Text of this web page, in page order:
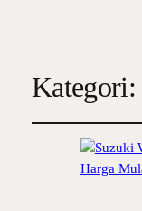
Kategori: